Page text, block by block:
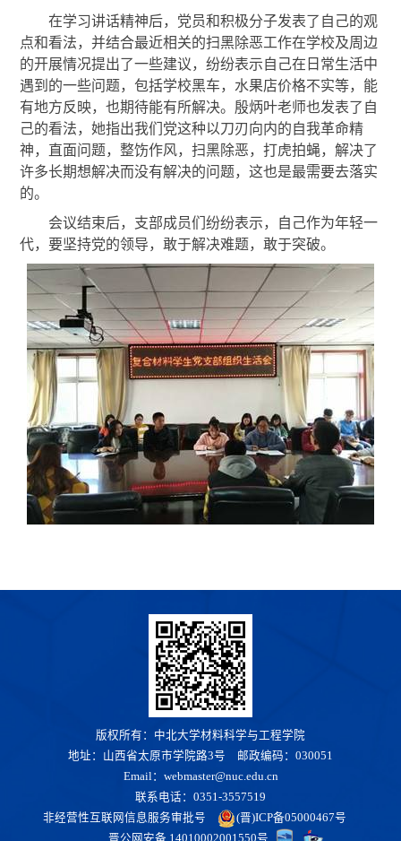
在学习讲话精神后，党员和积极分子发表了自己的观
点和看法，并结合最近相关的扫黑除恶工作在学校及周边
的开展情况提出了一些建议，纷纷表示自己在日常生活中
遇到的一些问题，包括学校黑车，水果店价格不实等，能
有地方反映，也期待能有所解决。殷炳叶老师也发表了自
己的看法，她指出我们党这种以刀刃向内的自我革命精
神，直面问题，整饬作风，扫黑除恶，打虎拍蝇，解决了
许多长期想解决而没有解决的问题，这也是最需要去落实
的。
会议结束后，支部成员们纷纷表示，自己作为年轻一
代，要坚持党的领导，敢于解决难题，敢于突破。
版权所有：中北大学材料科学与工程学院
地址：山西省太原市学院路3号 邮政编码：030051
Email：webmaster@nuc.edu.cn
联系电话：0351-3557519
非经营性互联网信息服务审批号
(晋)ICP备05000467号